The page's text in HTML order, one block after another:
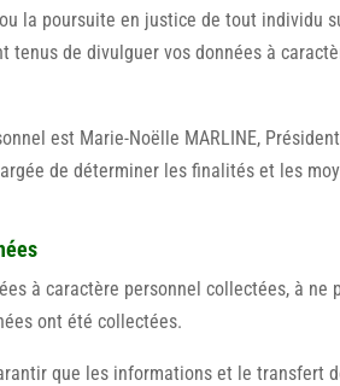
la poursuite en justice de tout individu
de divulguer vos données à
est Marie-Noëlle MARLINE,
de déterminer les finalités et les
à caractère personnel collectées, à
ont été collectées.
que les informations et le transfert